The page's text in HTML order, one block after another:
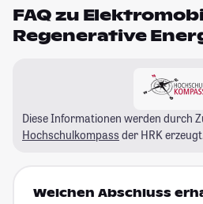
FAQ zu
Regenerative
Diese Informationen werden durch
Hochschulkompass der HRK
Welchen Abschluss